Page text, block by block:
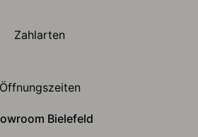
Zahlarten
Öffnungszeiten
Bielefeld